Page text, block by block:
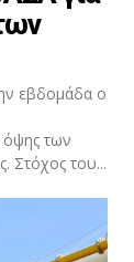
εβδομάδα ο
όψης των
Στόχος του...